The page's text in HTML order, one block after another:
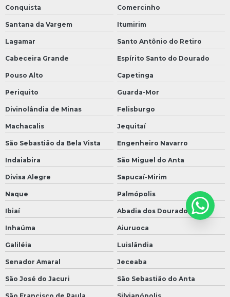
Conquista Comercinho
Santana da Vargem Itumirim
Lagamar Santo Antônio do Retiro
Cabeceira Grande Espírito Santo do Dourado
Pouso Alto Capetinga
Periquito Guarda-Mor
Divinolândia de Minas Felisburgo
Machacalis Jequitaí
São Sebastião da Bela Vista Engenheiro Navarro
Indaiabira São Miguel do Anta
Divisa Alegre Sapucaí-Mirim
Naque Palmópolis
Ibiaí Abadia dos Dourados
Inhaúma Aiuruoca
Galiléia Luislândia
Senador Amaral Jeceaba
São José do Jacuri São Sebastião do Anta